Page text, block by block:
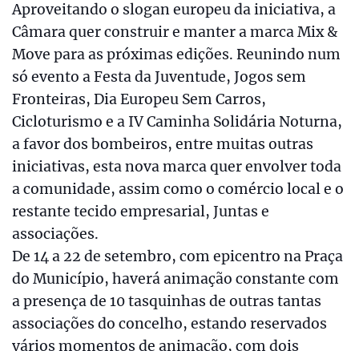
Aproveitando o slogan europeu da iniciativa, a
Câmara quer construir e manter a marca Mix &
Move para as próximas edições. Reunindo num
só evento a Festa da Juventude, Jogos sem
Fronteiras, Dia Europeu Sem Carros,
Cicloturismo e a IV Caminha Solidária Noturna,
a favor dos bombeiros, entre muitas outras
iniciativas, esta nova marca quer envolver toda
a comunidade, assim como o comércio local e o
restante tecido empresarial, Juntas e
associações.
De 14 a 22 de setembro, com epicentro na Praça
do Município, haverá animação constante com
a presença de 10 tasquinhas de outras tantas
associações do concelho, estando reservados
vários momentos de animação, com dois